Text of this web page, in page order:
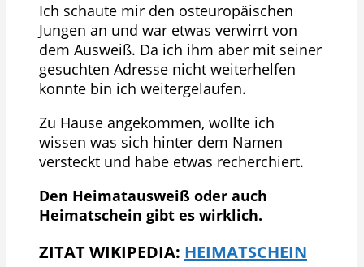
Ich schaute mir den osteuropäischen
Jungen an und war etwas verwirrt von
dem Ausweiß. Da ich ihm aber mit seiner
gesuchten Adresse nicht weiterhelfen
konnte bin ich weitergelaufen.
Zu Hause angekommen, wollte ich
wissen was sich hinter dem Namen
versteckt und habe etwas recherchiert.
Den Heimatausweiß oder auch
Heimatschein gibt es wirklich.
ZITAT WIKIPEDIA: HEIMATSCHEIN